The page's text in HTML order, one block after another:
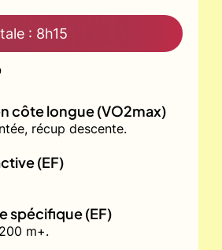
: 8h15
côte longue (VO2max)
récup descente.
(EF)
spécifique (EF)
m+.